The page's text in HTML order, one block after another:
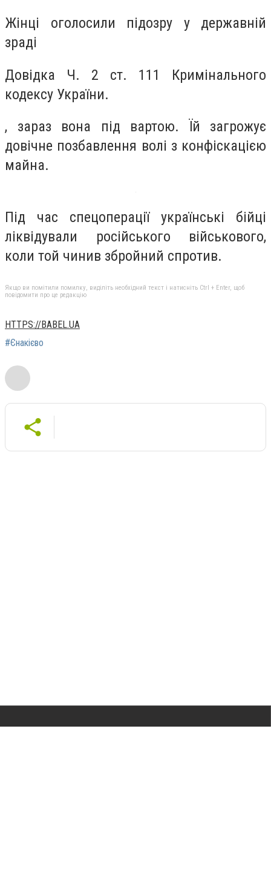
Жінці оголосили підозру у державній
зраді
Довідка Ч. 2 ст. 111 Кримінального
кодексу України.
, зараз вона під вартою. Їй загрожує
довічне позбавлення волі з конфіскацією
майна.
Під час спецоперації українські бійці
ліквідували російського військового,
коли той чинив збройний спротив.
Якщо ви помітили помилку, виділіть необхідний текст і натисніть Ctrl + Enter, щоб
повідомити про це редакцію
HTTPS://BABEL.UA
#Єнакієво